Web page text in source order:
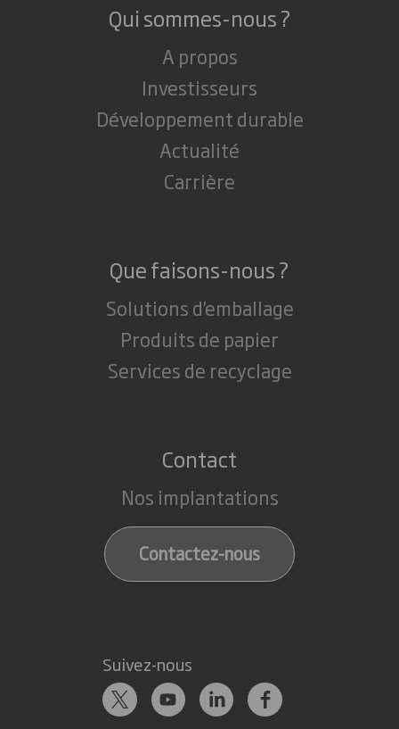
Qui sommes-nous ?
A propos
Investisseurs
Développement durable
Actualité
Carrière
Que faisons-nous ?
Solutions d'emballage
Produits de papier
Services de recyclage
Contact
Nos implantations
Contactez-nous
Suivez-nous